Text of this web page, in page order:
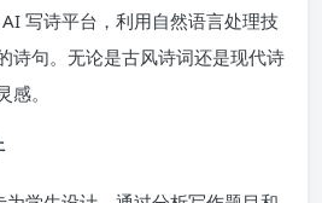
写诗平台，利用自然语言处理技
诗句。无论是古风诗词还是现代诗
。